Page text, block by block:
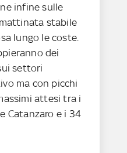
infine sulle
stabile
lungo le coste.
dei
settori
ma con picchi
attesi tra i
Catanzaro e i 34